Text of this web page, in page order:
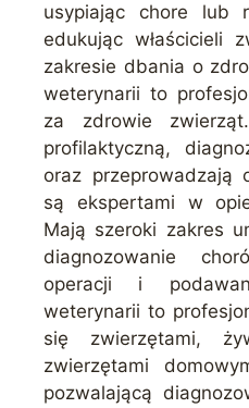
usypiając chore lub
edukując właścicieli
zakresie dbania o
weterynarii to
za zdrowie
profilaktyczną,
oraz przeprowadzają
są ekspertami w
Mają szeroki zakres
diagnozowanie
operacji i
weterynarii to
się zwierzętami,
zwierzętami
pozwalającą